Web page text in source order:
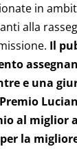
in
alla
Il
e una
al miglior
la